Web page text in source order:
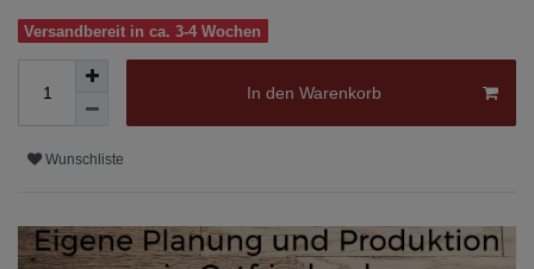
Versandbereit in ca. 3-4 Wochen
In den Warenkorb
Wunschliste